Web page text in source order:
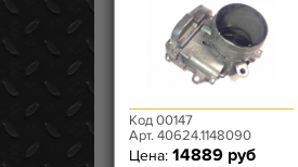
Код 00147
Арт. 40624.1148090
Цена: 14889 руб